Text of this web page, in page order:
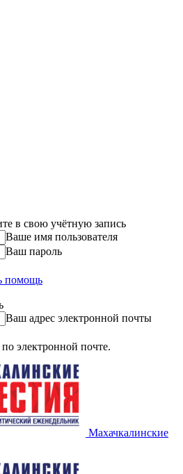
в свою учётную запись
Ваше имя пользователя
Ваш пароль
помощь
Ваш адрес электронной почты
электронной почте.
Махачкалинские